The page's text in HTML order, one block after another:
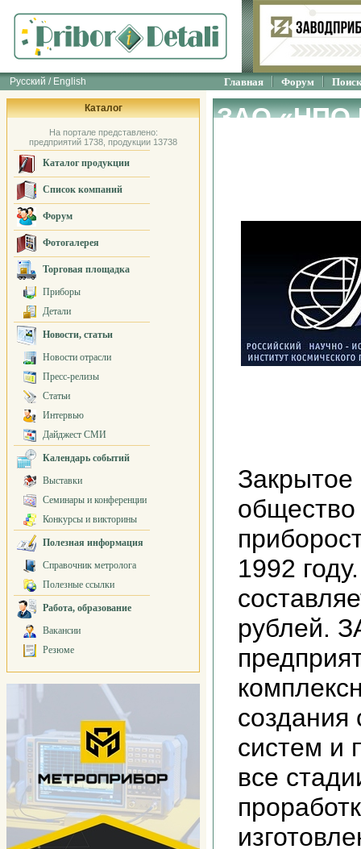
Русский / English Главная Форум Поиск
Каталог
На портале представлено:
предприятий 1738, продукции 13738
Каталог продукции
Список компаний
Форум
Фотогалерея
Торговая площадка
Приборы
Детали
Новости, статьи
Новости отрасли
Пресс-релизы
Статьи
Интервью
Дайджест СМИ
Календарь событий
Выставки
Семинары и конференции
Конкурсы и викторины
Полезная информация
Справочник метролога
Полезные ссылки
Работа, образование
Вакансии
Резюме
ЗАО «НПО
Закрытое
1992
рублей.
систем и
все